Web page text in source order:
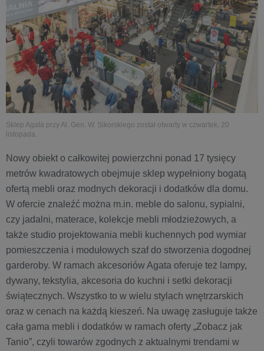
Sklep Agata przy Al. Gen. W. Sikorskiego został otwarty w czwartek, 20
listopada.
Nowy obiekt o całkowitej powierzchni ponad 17 tysięcy
metrów kwadratowych obejmuje sklep wypełniony bogatą
ofertą mebli oraz modnych dekoracji i dodatków dla domu.
W ofercie znaleźć można m.in. meble do salonu, sypialni,
czy jadalni, materace, kolekcje mebli młodzieżowych, a
także studio projektowania mebli kuchennych pod wymiar
pomieszczenia i modułowych szaf do stworzenia dogodnej
garderoby. W ramach akcesoriów Agata oferuje też lampy,
dywany, tekstylia, akcesoria do kuchni i setki dekoracji
świątecznych. Wszystko to w wielu stylach wnętrzarskich
oraz w cenach na każdą kieszeń. Na uwagę zasługuje także
cała gama mebli i dodatków w ramach oferty „Zobacz jak
Tanio”, czyli towarów zgodnych z aktualnymi trendami w